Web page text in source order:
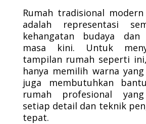
Rumah tradisional
adalah representasi
kehangatan budaya dan
masa kini. Untuk
tampilan rumah seperti
hanya memilih warna
juga membutuhkan
rumah profesional
setiap detail dan teknik
tepat.